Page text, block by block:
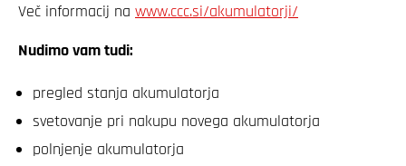
Več informacij na www.ccc.si/akumulatorji/
Nudimo vam tudi:
pregled stanja akumulatorja
svetovanje pri nakupu novega akumulatorja
polnjenje akumulatorja